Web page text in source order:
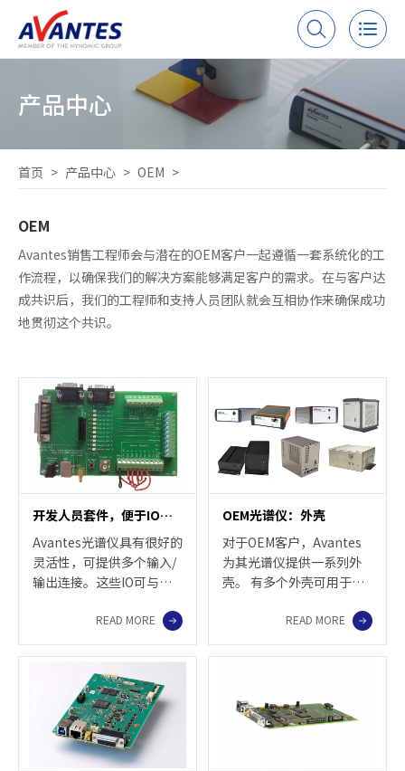
产品中心
首页 > 产品中心 > OEM >
OEM
Avantes销售工程师会与潜在的OEM客户一起遵循一套系统化的工
作流程，以确保我们的解决方案能够满足客户的需求。在与客户达
成共识后，我们的工程师和支持人员团队就会互相协作来确保成功
地贯彻这个共识。
开发人员套件，便于IO访问
Avantes光谱仪具有很好的
灵活性，可提供多个输入/
输出连接。这些IO可与
自定义应用程序一起使
用。 DEVKIT旨在使开发阶
段的生活更轻松。现在，
您可以使用螺丝端子轻松
连接，而不是使用正确的
连接制造或焊接电缆。
READ MORE
OEM光谱仪：外壳
对于OEM客户，Avantes
为其光谱仪提供一系列外
壳。 有多个外壳可用于
的更多信息，您可以下载
PDF手册。
READ MORE